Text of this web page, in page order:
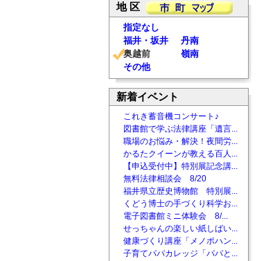
地 区
指定なし
福井・坂井
丹南
奥越前
嶺南
その他
新着イベント
これき蓄音機コンサート♪
図書館で学ぶ法律講座「遺言...
職場のお悩み・解決！夜間労...
かるたクイーンが教える百人...
【申込受付中】特別展記念講...
無料法律相談会 8/20
福井県立歴史博物館 特別展...
くどう博士の手づくり科学お...
電子図書館ミニ体験会 8/...
せっちゃんの楽しい紙しばい...
健康づくり講座「メノポハン...
子育てパパカレッジ「パパと...